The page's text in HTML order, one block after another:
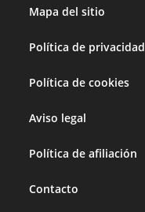
Mapa del sitio
Política de privacidad
Política de cookies
Aviso legal
Política de afiliación
Contacto